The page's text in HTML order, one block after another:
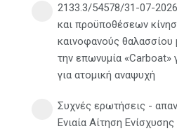
2133.3/54578/31-07-
και προϋποθέσεων
καινοφανούς
την επωνυμία «Carboat»
για ατομική αναψυχή
Συχνές ερωτήσεις -
Ενιαία Αίτηση